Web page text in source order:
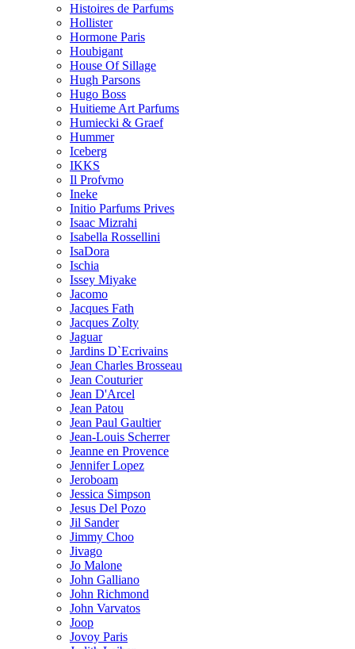
Histoires de Parfums
Hollister
Hormone Paris
Houbigant
House Of Sillage
Hugh Parsons
Hugo Boss
Huitieme Art Parfums
Humiecki & Graef
Hummer
Iceberg
IKKS
Il Profvmo
Ineke
Initio Parfums Prives
Isaac Mizrahi
Isabella Rossellini
IsaDora
Ischia
Issey Miyake
Jacomo
Jacques Fath
Jacques Zolty
Jaguar
Jardins D`Ecrivains
Jean Charles Brosseau
Jean Couturier
Jean D'Arcel
Jean Patou
Jean Paul Gaultier
Jean-Louis Scherrer
Jeanne en Provence
Jennifer Lopez
Jeroboam
Jessica Simpson
Jesus Del Pozo
Jil Sander
Jimmy Choo
Jivago
Jo Malone
John Galliano
John Richmond
John Varvatos
Joop
Jovoy Paris